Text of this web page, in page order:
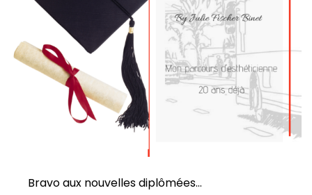
Bravo aux nouvelles diplômées…